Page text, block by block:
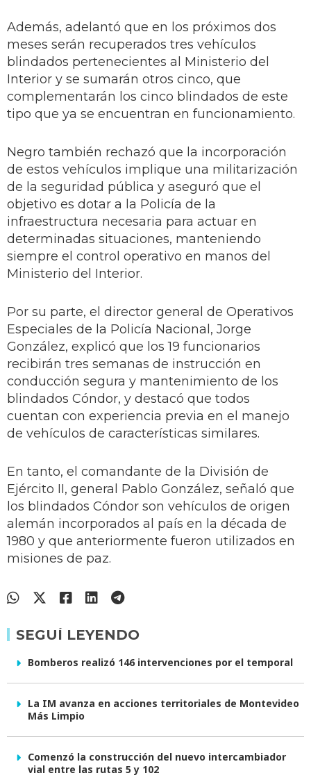
Además, adelantó que en los próximos dos
meses serán recuperados tres vehículos
blindados pertenecientes al Ministerio del
Interior y se sumarán otros cinco, que
complementarán los cinco blindados de este
tipo que ya se encuentran en funcionamiento.
Negro también rechazó que la incorporación
de estos vehículos implique una militarización
de la seguridad pública y aseguró que el
objetivo es dotar a la Policía de la
infraestructura necesaria para actuar en
determinadas situaciones, manteniendo
siempre el control operativo en manos del
Ministerio del Interior.
Por su parte, el director general de Operativos
Especiales de la Policía Nacional, Jorge
González, explicó que los 19 funcionarios
recibirán tres semanas de instrucción en
conducción segura y mantenimiento de los
blindados Cóndor, y destacó que todos
cuentan con experiencia previa en el manejo
de vehículos de características similares.
En tanto, el comandante de la División de
Ejército II, general Pablo González, señaló que
los blindados Cóndor son vehículos de origen
alemán incorporados al país en la década de
1980 y que anteriormente fueron utilizados en
misiones de paz.
SEGUÍ LEYENDO
Bomberos realizó 146 intervenciones por el temporal
La IM avanza en acciones territoriales de Montevideo
Más Limpio
Comenzó la construcción del nuevo intercambiador
vial entre las rutas 5 y 102